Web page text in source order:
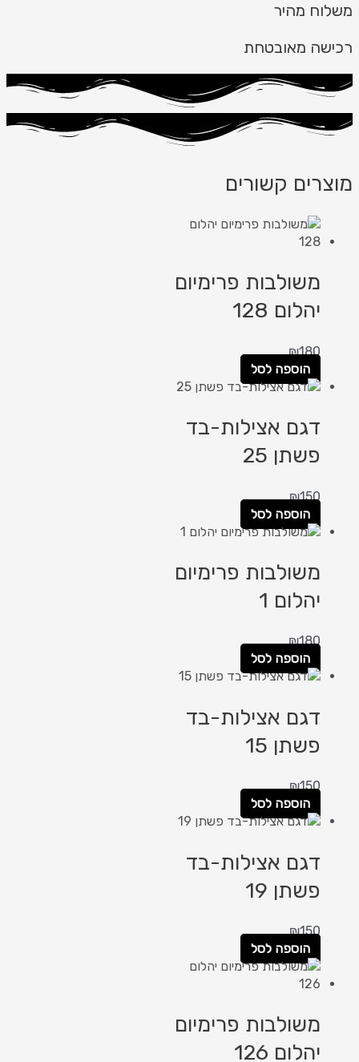
משלוח מהיר
רכישה מאובטחת
מוצרים קשורים
משולבות פרימיום
יהלום 128
₪180
הוספה לסל
דגם אצילות-בד
פשתן 25
₪150
הוספה לסל
משולבות פרימיום
יהלום 1
₪180
הוספה לסל
דגם אצילות-בד
פשתן 15
₪150
הוספה לסל
דגם אצילות-בד
פשתן 19
₪150
הוספה לסל
משולבות פרימיום
יהלום 126